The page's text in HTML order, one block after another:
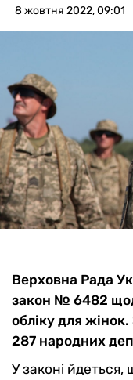
8 жовтня 2022, 09:01
Верховна Рада
закон № 6482
обліку для
287 народних
У законі йдеться,